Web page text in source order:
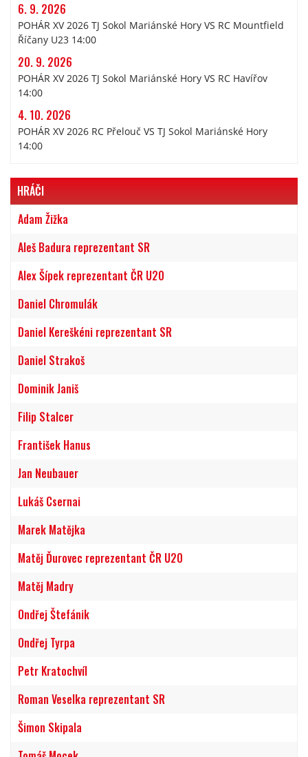
6. 9. 2026
POHÁR XV 2026 TJ Sokol Mariánské Hory VS RC Mountfield
Říčany U23 14:00
20. 9. 2026
POHÁR XV 2026 TJ Sokol Mariánské Hory VS RC Havířov
14:00
4. 10. 2026
POHÁR XV 2026 RC Přelouč VS TJ Sokol Mariánské Hory
14:00
HRÁČI
Adam Žižka
Aleš Badura reprezentant SR
Alex Šípek reprezentant ČR U20
Daniel Chromulák
Daniel Kereškéni reprezentant SR
Daniel Strakoš
Dominik Janiš
Filip Stalcer
František Hanus
Jan Neubauer
Lukáš Csernai
Marek Matějka
Matěj Ďurovec reprezentant ČR U20
Matěj Madry
Ondřej Štefánik
Ondřej Tyrpa
Petr Kratochvíl
Roman Veselka reprezentant SR
Šimon Skipala